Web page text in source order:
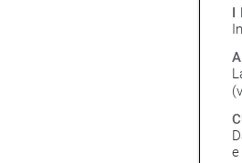
I
La
Da
e